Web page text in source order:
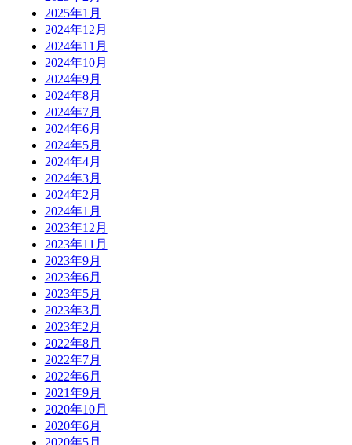
2025年1月
2024年12月
2024年11月
2024年10月
2024年9月
2024年8月
2024年7月
2024年6月
2024年5月
2024年4月
2024年3月
2024年2月
2024年1月
2023年12月
2023年11月
2023年9月
2023年6月
2023年5月
2023年3月
2023年2月
2022年8月
2022年7月
2022年6月
2021年9月
2020年10月
2020年6月